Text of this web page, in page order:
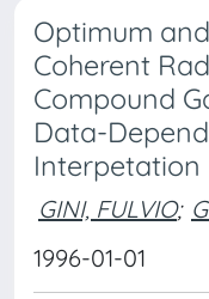
Optimum
Coherent
Compound
Data-
Interpetation
GINI, FULVIO;
1996-01-01